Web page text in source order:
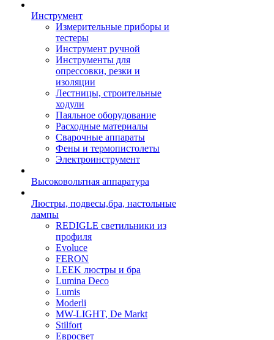
Инструмент
Измерительные приборы и
тестеры
Инструмент ручной
Инструменты для
опрессовки, резки и
изоляции
Лестницы, строительные
ходули
Паяльное оборудование
Расходные материалы
Сварочные аппараты
Фены и термопистолеты
Электроинструмент
Высоковольтная аппаратура
Люстры, подвесы,бра, настольные
лампы
REDIGLE светильники из
профиля
Evoluce
FERON
LEEK люстры и бра
Lumina Deco
Lumis
Moderli
MW-LIGHT, De Markt
Stilfort
Евросвет